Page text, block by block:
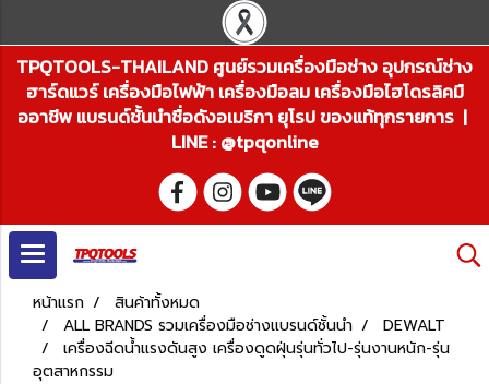
TPQTOOLS-THAILAND ศูนย์รวมเครื่องมือช่าง อุปกรณ์ช่าง
ฮาร์ดแวร์ เครื่องมือไฟฟ้า เครื่องมือลม เครื่องมือไฮโดรลิคมื
ออาชีพ แบรนด์ชั้นนำชื่อดังอเมริกา ยุโรป ของแท้ทุกรายการ |
LINE : @tpqonline
หน้าแรก
สินค้าทั้งหมด
ALL BRANDS รวมเครื่องมือช่างแบรนด์ชั้นนำ
DEWALT
เครื่องฉีดน้ำแรงดันสูง เครื่องดูดฝุ่นรุ่นทั่วไป-รุ่นงานหนัก-รุ่น
อุตสาหกรรม